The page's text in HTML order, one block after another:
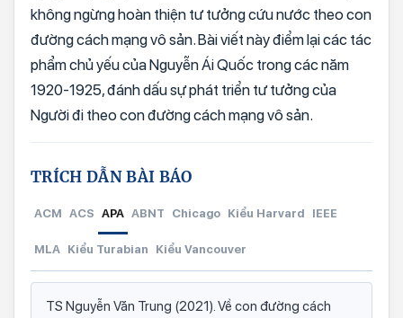
không ngừng hoàn thiện tư tưởng cứu nước theo con
đường cách mạng vô sản. Bài viết này điểm lại các tác
phẩm chủ yếu của Nguyễn Ái Quốc trong các năm
1920-1925, đánh dấu sự phát triển tư tưởng của
Người đi theo con đường cách mạng vô sản.
TRÍCH DẪN BÀI BÁO
ACM ACS APA ABNT Chicago Kiểu Harvard IEEE
MLA Kiểu Turabian Kiểu Vancouver
TS Nguyễn Văn Trung (2021). Về con đường cách